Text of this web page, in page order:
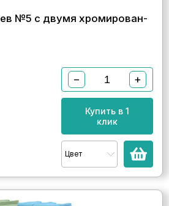
№5 с двумя хромирован-
− +
Купить в 1
клик
Цвет